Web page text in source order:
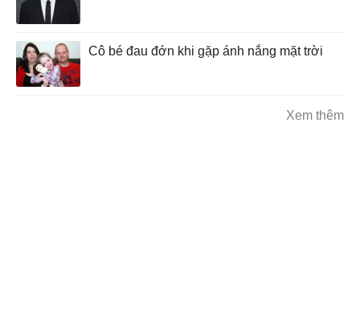
Cô bé đau đớn khi gặp ánh nắng mặt trời
Xem thêm